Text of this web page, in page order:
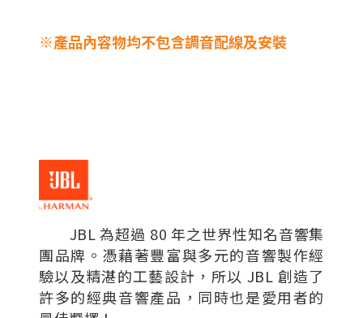
※產品內容物均不包含調音配線及安裝
JBL 為超過 80 年之世界性知名音響集
團品牌。憑藉著豐富與多元的音響製作經
驗以及精湛的工藝設計，所以 JBL 創造了
許多的經典音響產品，同時也是愛用者的